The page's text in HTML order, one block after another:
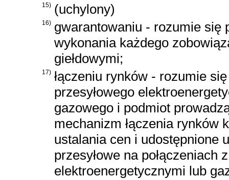
15) (uchylony)
16) gwarantowaniu - rozumie się
wykonania każdego
giełdowymi;
17) łączeniu rynków - rozumie
przesyłowego
gazowego i podmiot
mechanizm łączenia rynków
ustalania cen i udostępnione
przesyłowe na połączeniach
elektroenergetycznymi lub